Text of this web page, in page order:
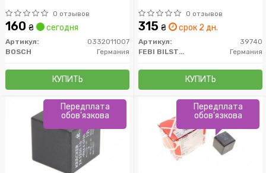
0 отзывов
160 ₴ сегодня
Артикул:
0332011007
BOSCH
Германия
КУПИТЬ
0 отзывов
315 ₴ срок 2 дн.
Артикул:
39740
FEBI BILSTEIN
Германия
КУПИТЬ
Передплата
обов'язкова
Передплата
обов'язкова